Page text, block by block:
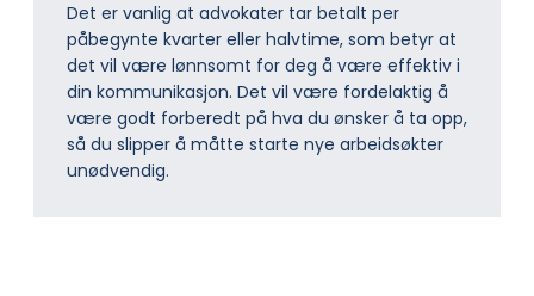
Det er vanlig at advokater tar betalt per
påbegynte kvarter eller halvtime, som betyr at
det vil være lønnsomt for deg å være effektiv i
din kommunikasjon. Det vil være fordelaktig å
være godt forberedt på hva du ønsker å ta opp,
så du slipper å måtte starte nye arbeidsøkter
unødvendig.